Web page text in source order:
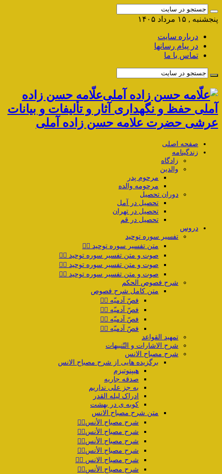
پنجشنبه , ۱۵ مرداد ۱۴۰۵
درباره سایت
در پیام رسانها
تماس با ما
علّامه حسن زاده
آملی حفظ و نگهداری آثار و تألیفات و بیانات
عرشی حضرت علامه حسن زاده آملی
صفحه اصلی
زندگینامه
زادگاه
والدین
مرحوم پدر
مرحومه والده
دوران تحصیل
تحصیل در آمل
تحصیل در تهران
تحصیل در قم
دروس
تفسیر سوره توحید
متن تفسیر سوره توحید ۱️⃣
صوت و متن تفسیر سوره توحید ۲️⃣
صوت و متن تفسیر سوره توحید ۳️⃣
صوت و متن تفسیر سوره توحید ۴️⃣
شرح فصوص الحکم
متن کامل شرح فصوص
فصّ آدمیّه ۱️⃣
فصّ آدمیّه ۲️⃣
فصّ آدمیّه ۳️⃣
فصّ آدمیّه ۴️⃣
تمهید القواعد
شرح الاشارات و التّنبیهات
شرح مصباح الانس
برگزیده هایی از شرح مصباح الانس
هیپنوتیزم
صدقه جاریه
به جز علی نداریم
ادراک لیله القدر
کوبه ی در بهشت
متن شرح مصباح الانس
شرح مصباح الأنس۱️⃣
شرح مصباح الأنس۲️⃣
شرح مصباح الأنس۳️⃣
شرح مصباح الأنس۴️⃣
شرح مصباح الانس ۵️⃣
شرح مصباح الأنس۶️⃣